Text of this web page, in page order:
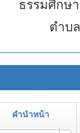
ธรรมศึกษ
ตำบ
คำนำหน้า